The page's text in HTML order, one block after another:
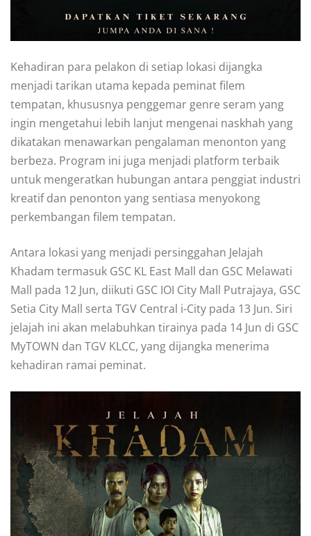
Kehadiran para pelakon di setiap lokasi dijangka
menjadi tarikan utama kepada peminat filem
tempatan, khususnya penggemar genre seram yang
ingin mengetahui lebih lanjut mengenai naskhah yang
dikatakan menawarkan pengalaman menonton yang
berbeza. Program ini juga menjadi platform terbaik
untuk mengeratkan hubungan antara penggiat industri
kreatif dan penonton yang sentiasa menyokong
perkembangan filem tempatan.
Antara lokasi yang menjadi persinggahan Jelajah
Khadam termasuk GSC KL East Mall dan GSC Melawati
Mall pada 12 Jun, diikuti GSC IOI City Mall Putrajaya, GSC
Setia City Mall serta TGV Central i-City pada 13 Jun. Siri
jelajah ini akan melabuhkan tirainya pada 14 Jun di GSC
MyTOWN dan TGV KLCC, yang dijangka menerima
kehadiran ramai peminat.